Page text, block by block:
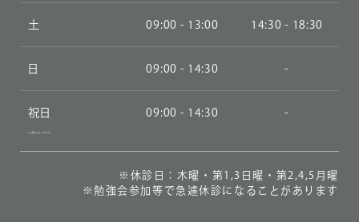
土 09:00 - 13:00 14:30 - 18:30
日 09:00 - 14:30 -
祝日 09:00 - 14:30 -
※休診日：木曜・第1,3日曜・第2,4,5月曜
※勉強会参加等で急遽休診になることがあります